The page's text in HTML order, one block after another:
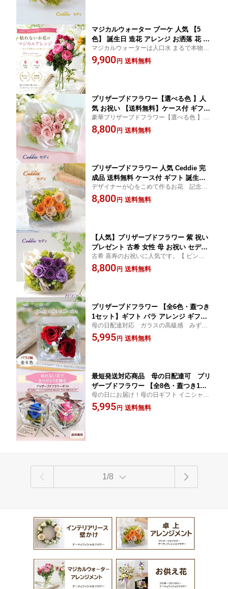
マジカルウォーター ブーケ 人気 【5
色】 誕生日 造花 アレンジ お洒落 花 お
しゃれ 光触媒 誕生日プレゼント 退職祝
い 結婚祝い 新築祝い 仏壇用 玄関 リビ
マジカルウォーターは人口水 まるで本物の
水 デザイナーが1つ1つ作るブーケ お手入
れいらずのアレンジ 光触媒加工 誕生日 お
9,900 円 送料無料
プリザーブドフラワー【選べる色 】人
気 お祝い 【送料無料】ケース付 ギフト
誕生日 プレゼント 還暦 古希 喜寿 出産
祝い 新築祝い 引越し祝い プロポーズ
豪華プリザーブドフラワー【選べる色 】お
薦め！優しいピンクは定番人気、母の日、
記念日、誕生日プレゼント、プロポーズ、
8,800 円 送料無料
プリザーブドフラワー 人気 Ceddie 完
成品 送料無料 ケース付 ギフト 誕生日
プレゼント 還暦 古希 喜寿 出産祝い 新
築祝い 引越し祝い プロポーズ 結婚祝い
デザイナーが心をこめて作るお花 記念
日、大切な方へのお祝いに。【選べる色 ピ
ンク・パープル・レモングリーン 赤 黄色】
8,800 円 送料無料
【人気】プリザーブドフラワー 紫 祝い
プレゼント 古希 女性 母 お祝い セディ
送料無料 ギフト 母の日 誕生日プレゼン
ト 還暦 喜寿 祝い 新築祝い 引越し祝い
古希 喜寿のお祝いに人気です。【 ピンク・
パープル・レモングリーン 赤 黄色】プリザ
ーブドフラワー アレンジ 陶器 古希のお祝
8,800 円 送料無料
プリザーブドフラワー 【全6色・蓋つき
1セット】ギフト バラ アレンジ ギフト
女友達 ガラス 贈り物 結婚 誕生日プレ
ゼント 人気 記念日 還暦 古希 喜寿 米寿
母の日配達対応 ガラスの高級感 みずみ
ずしい2輪のプリザーブドフラワーのお洒落
なガラスアレンジ 蓋つき ガラスキューブ
5,995 円 送料無料
最短発送対応商品 母の日配達可 プリ
ザーブドフラワー 【全8色・蓋つき1セ
ット】ギフト ガラスキューブ バラ アレ
ンジ 完成品 ギフト 母の日 ガラス
母の日にお届け！母の日ギフト イニシャル
入りプリザーブドフラワー ガラスキューブ
のバラアレンジ 選べる8色 送料無料
5,995 円 送料無料
1/8